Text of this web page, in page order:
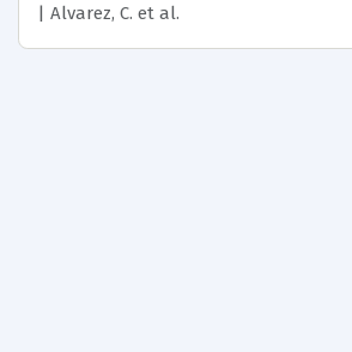
| Alvarez, C. et al.